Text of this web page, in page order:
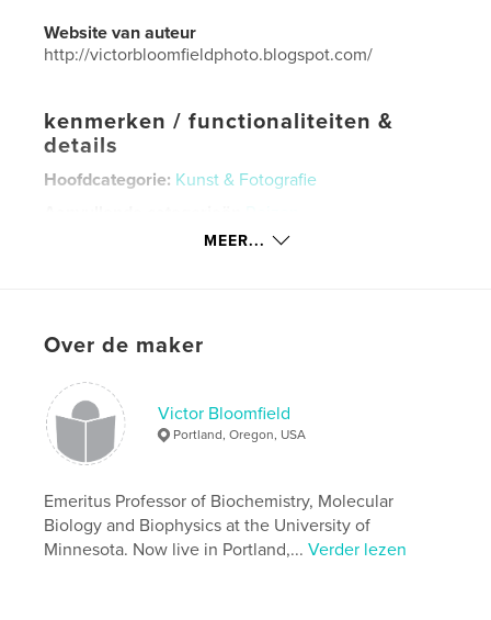
Website van auteur
http://victorbloomfieldphoto.blogspot.com/
kenmerken / functionaliteiten &
details
Hoofdcategorie: Kunst & Fotografie
Standaard liggend, 25×20 cm
Taal
English
photography
MEER...
Over de maker
Victor Bloomfield
Portland, Oregon, USA
Emeritus Professor of Biochemistry, Molecular
Biology and Biophysics at the University of
Minnesota. Now live in Portland,...Verder lezen